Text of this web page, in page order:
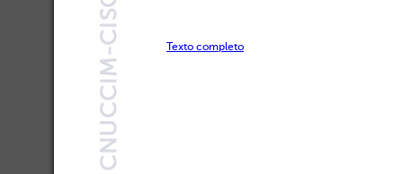
Texto completo